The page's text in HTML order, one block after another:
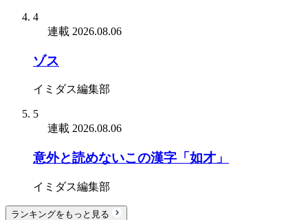
4
連載 2026.08.06
ゾス
イミダス編集部
5
連載 2026.08.06
意外と読めないこの漢字「如才」
イミダス編集部
ランキングをもっと見る